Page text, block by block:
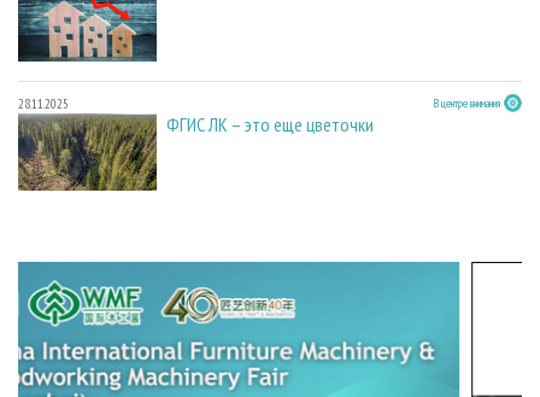
28.11.2025 В центре внимания
ФГИС ЛК – это еще цветочки